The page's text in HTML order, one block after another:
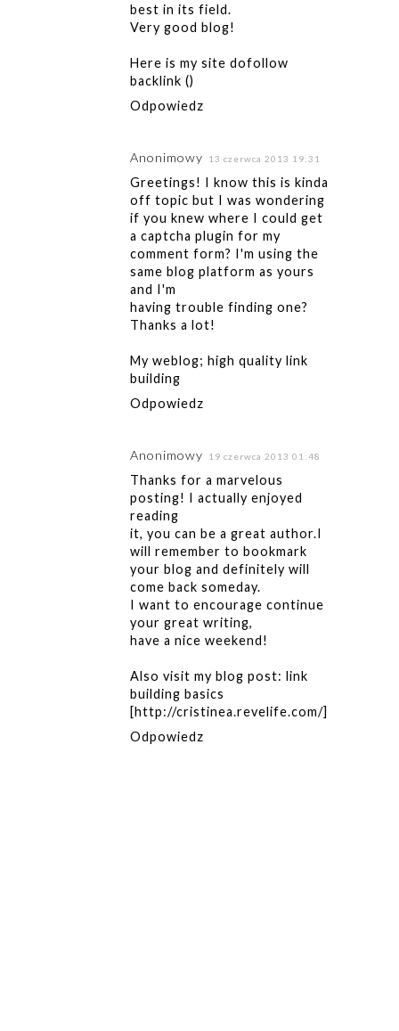
best in its field.
Very good blog!
Here is my site dofollow
backlink ()
Odpowiedz
Anonimowy 13 czerwca 2013 19:31
Greetings! I know this is kinda
off topic but I was wondering
if you knew where I could get
a captcha plugin for my
comment form? I'm using the
same blog platform as yours
and I'm
having trouble finding one?
Thanks a lot!
My weblog; high quality link
building
Odpowiedz
Anonimowy 19 czerwca 2013 01:48
Thanks for a marvelous
posting! I actually enjoyed
reading
it, you can be a great author.I
will remember to bookmark
your blog and definitely will
come back someday.
I want to encourage continue
your great writing,
have a nice weekend!
Also visit my blog post: link
building basics
[ http://cristinea.revelife.com/]
Odpowiedz